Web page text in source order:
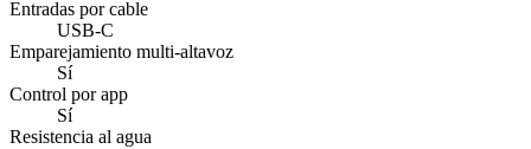
Entradas por cable
USB-C
Emparejamiento multi-altavoz
Sí
Control por app
Sí
Resistencia al agua